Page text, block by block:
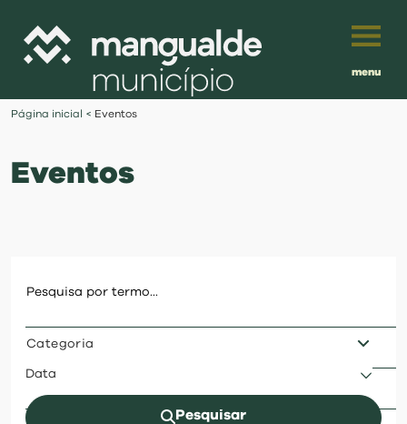
menu
investir
balcão digital
visit
Português
Página inicial < Eventos
Eventos
Categoria
Data
Pesquisar